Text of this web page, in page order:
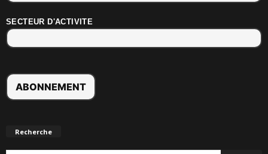
SECTEUR D'ACTIVITE
Recherche